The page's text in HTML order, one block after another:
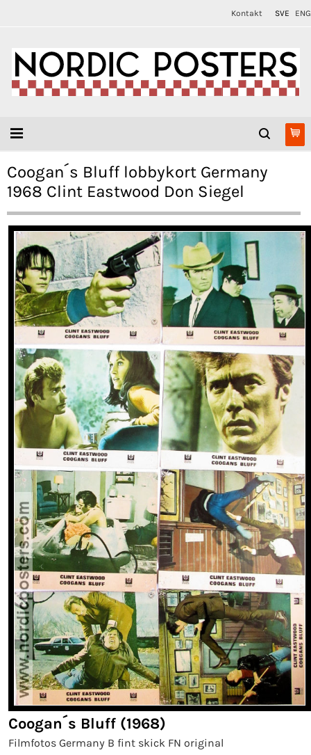
Kontakt SVE ENG
Coogan´s Bluff lobbykort Germany
1968 Clint Eastwood Don Siegel
Coogan´s Bluff (1968)
Filmfotos Germany B fint skick FN original